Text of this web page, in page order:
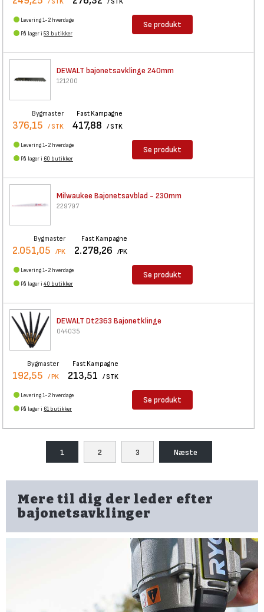
Levering 1-2 hverdage
På lager i 53 butikker
Se produkt
DEWALT bajonetsavklinge 240mm
121200
Bygmaster
376,15 / STK
Fast Kampagne
417,88 / STK
Levering 1-2 hverdage
På lager i 60 butikker
Se produkt
Milwaukee Bajonetsavblad - 230mm
229797
Bygmaster
2.051,05 /PK
Fast Kampagne
2.278,26 /PK
Levering 1-2 hverdage
På lager i 40 butikker
Se produkt
DEWALT Dt2363 Bajonetklinge
044035
Bygmaster
192,55 / PK
Fast Kampagne
213,51 / STK
Levering 1-2 hverdage
På lager i 61 butikker
Se produkt
1 2 3 Næste
Mere til dig der leder efter
bajonetsavklinger